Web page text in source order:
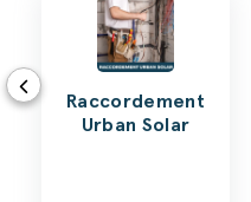
Raccordement
Urban Solar